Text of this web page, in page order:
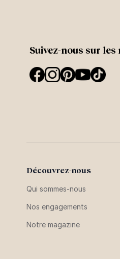
Suivez-nous sur les
Découvrez-nous
Qui sommes-nous
Nos engagements
Notre magazine